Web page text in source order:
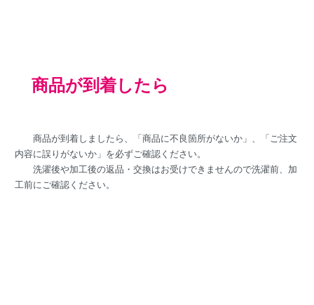
商品が到着したら
商品が到着しましたら、「商品に不良箇所がないか」、「ご注文
内容に誤りがないか」を必ずご確認ください。
洗濯後や加工後の返品・交換はお受けできませんので洗濯前、加
工前にご確認ください。